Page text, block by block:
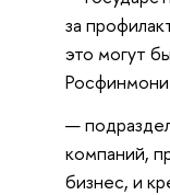
за
это могут
компаний,
бизнес, и